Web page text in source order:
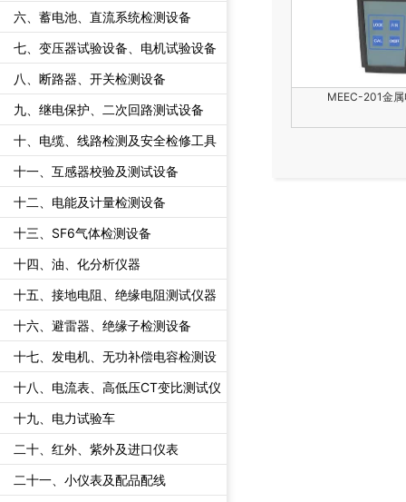
六、蓄电池、直流系统检测设备
七、变压器试验设备、电机试验设备
八、断路器、开关检测设备
九、继电保护、二次回路测试设备
十、电缆、线路检测及安全检修工具
十一、互感器校验及测试设备
十二、电能及计量检测设备
十三、SF6气体检测设备
十四、油、化分析仪器
十五、接地电阻、绝缘电阻测试仪器
十六、避雷器、绝缘子检测设备
十七、发电机、无功补偿电容检测设
十八、电流表、高低压CT变比测试仪
十九、电力试验车
二十、红外、紫外及进口仪表
二十一、小仪表及配品配线
MEEC-201金